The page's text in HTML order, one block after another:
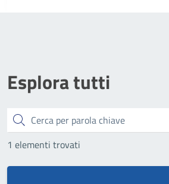
Esplora tutti
Cerca
1 elementi trovati